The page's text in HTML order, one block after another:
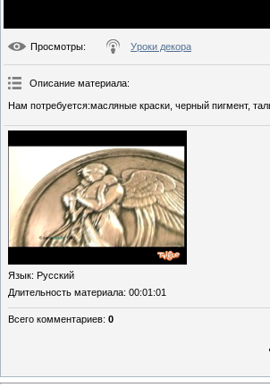
Просмотры: Уроки декора
Описание материала:
Нам потребуется:масляные краски, черный пигмент,
Язык: Русский
Длительность материала: 00:01:01
Всего комментариев: 0